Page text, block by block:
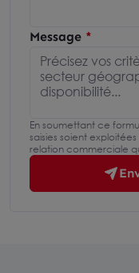
Message
En soumettant ce
saisies soient
relation commerciale